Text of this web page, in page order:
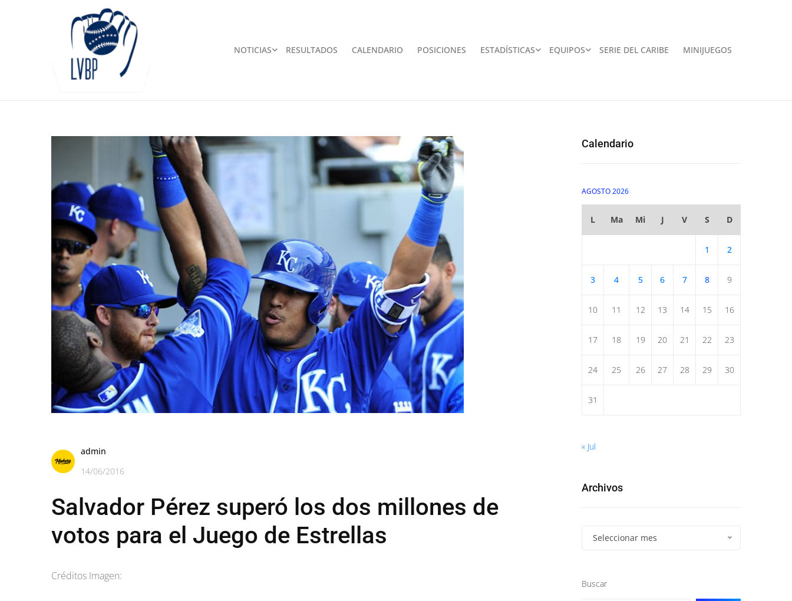
NOTICIAS RESULTADOS CALENDARIO POSICIONES ESTADÍSTICAS EQUIPOS SERIE DEL CARIBE MINIJUEGOS
admin
14/06/2016
Salvador Pérez superó los dos millones de
votos para el Juego de Estrellas
Créditos Imagen:
Calendario
AGOSTO 2026
L Ma Mi J V S D
1 2
3 4 5 6 7 8 9
10 11 12 13 14 15 16
17 18 19 20 21 22 23
24 25 26 27 28 29 30
31
« Jul
Archivos
Seleccionar mes
Buscar